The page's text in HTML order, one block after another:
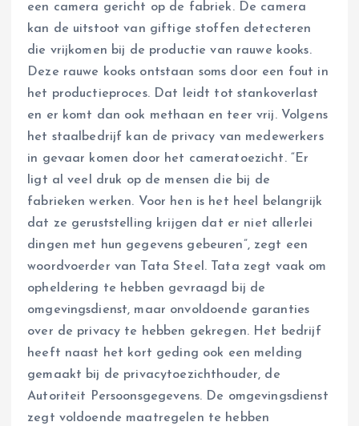
een camera gericht op de fabriek. De camera
kan de uitstoot van giftige stoffen detecteren
die vrijkomen bij de productie van rauwe kooks.
Deze rauwe kooks ontstaan soms door een fout in
het productieproces. Dat leidt tot stankoverlast
en er komt dan ook methaan en teer vrij. Volgens
het staalbedrijf kan de privacy van medewerkers
in gevaar komen door het cameratoezicht. “Er
ligt al veel druk op de mensen die bij de
fabrieken werken. Voor hen is het heel belangrijk
dat ze geruststelling krijgen dat er niet allerlei
dingen met hun gegevens gebeuren”, zegt een
woordvoerder van Tata Steel. Tata zegt vaak om
opheldering te hebben gevraagd bij de
omgevingsdienst, maar onvoldoende garanties
over de privacy te hebben gekregen. Het bedrijf
heeft naast het kort geding ook een melding
gemaakt bij de privacytoezichthouder, de
Autoriteit Persoonsgegevens. De omgevingsdienst
zegt voldoende maatregelen te hebben